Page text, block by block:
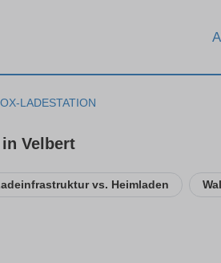
LADESTATION
Velbert
vs. Heimladen